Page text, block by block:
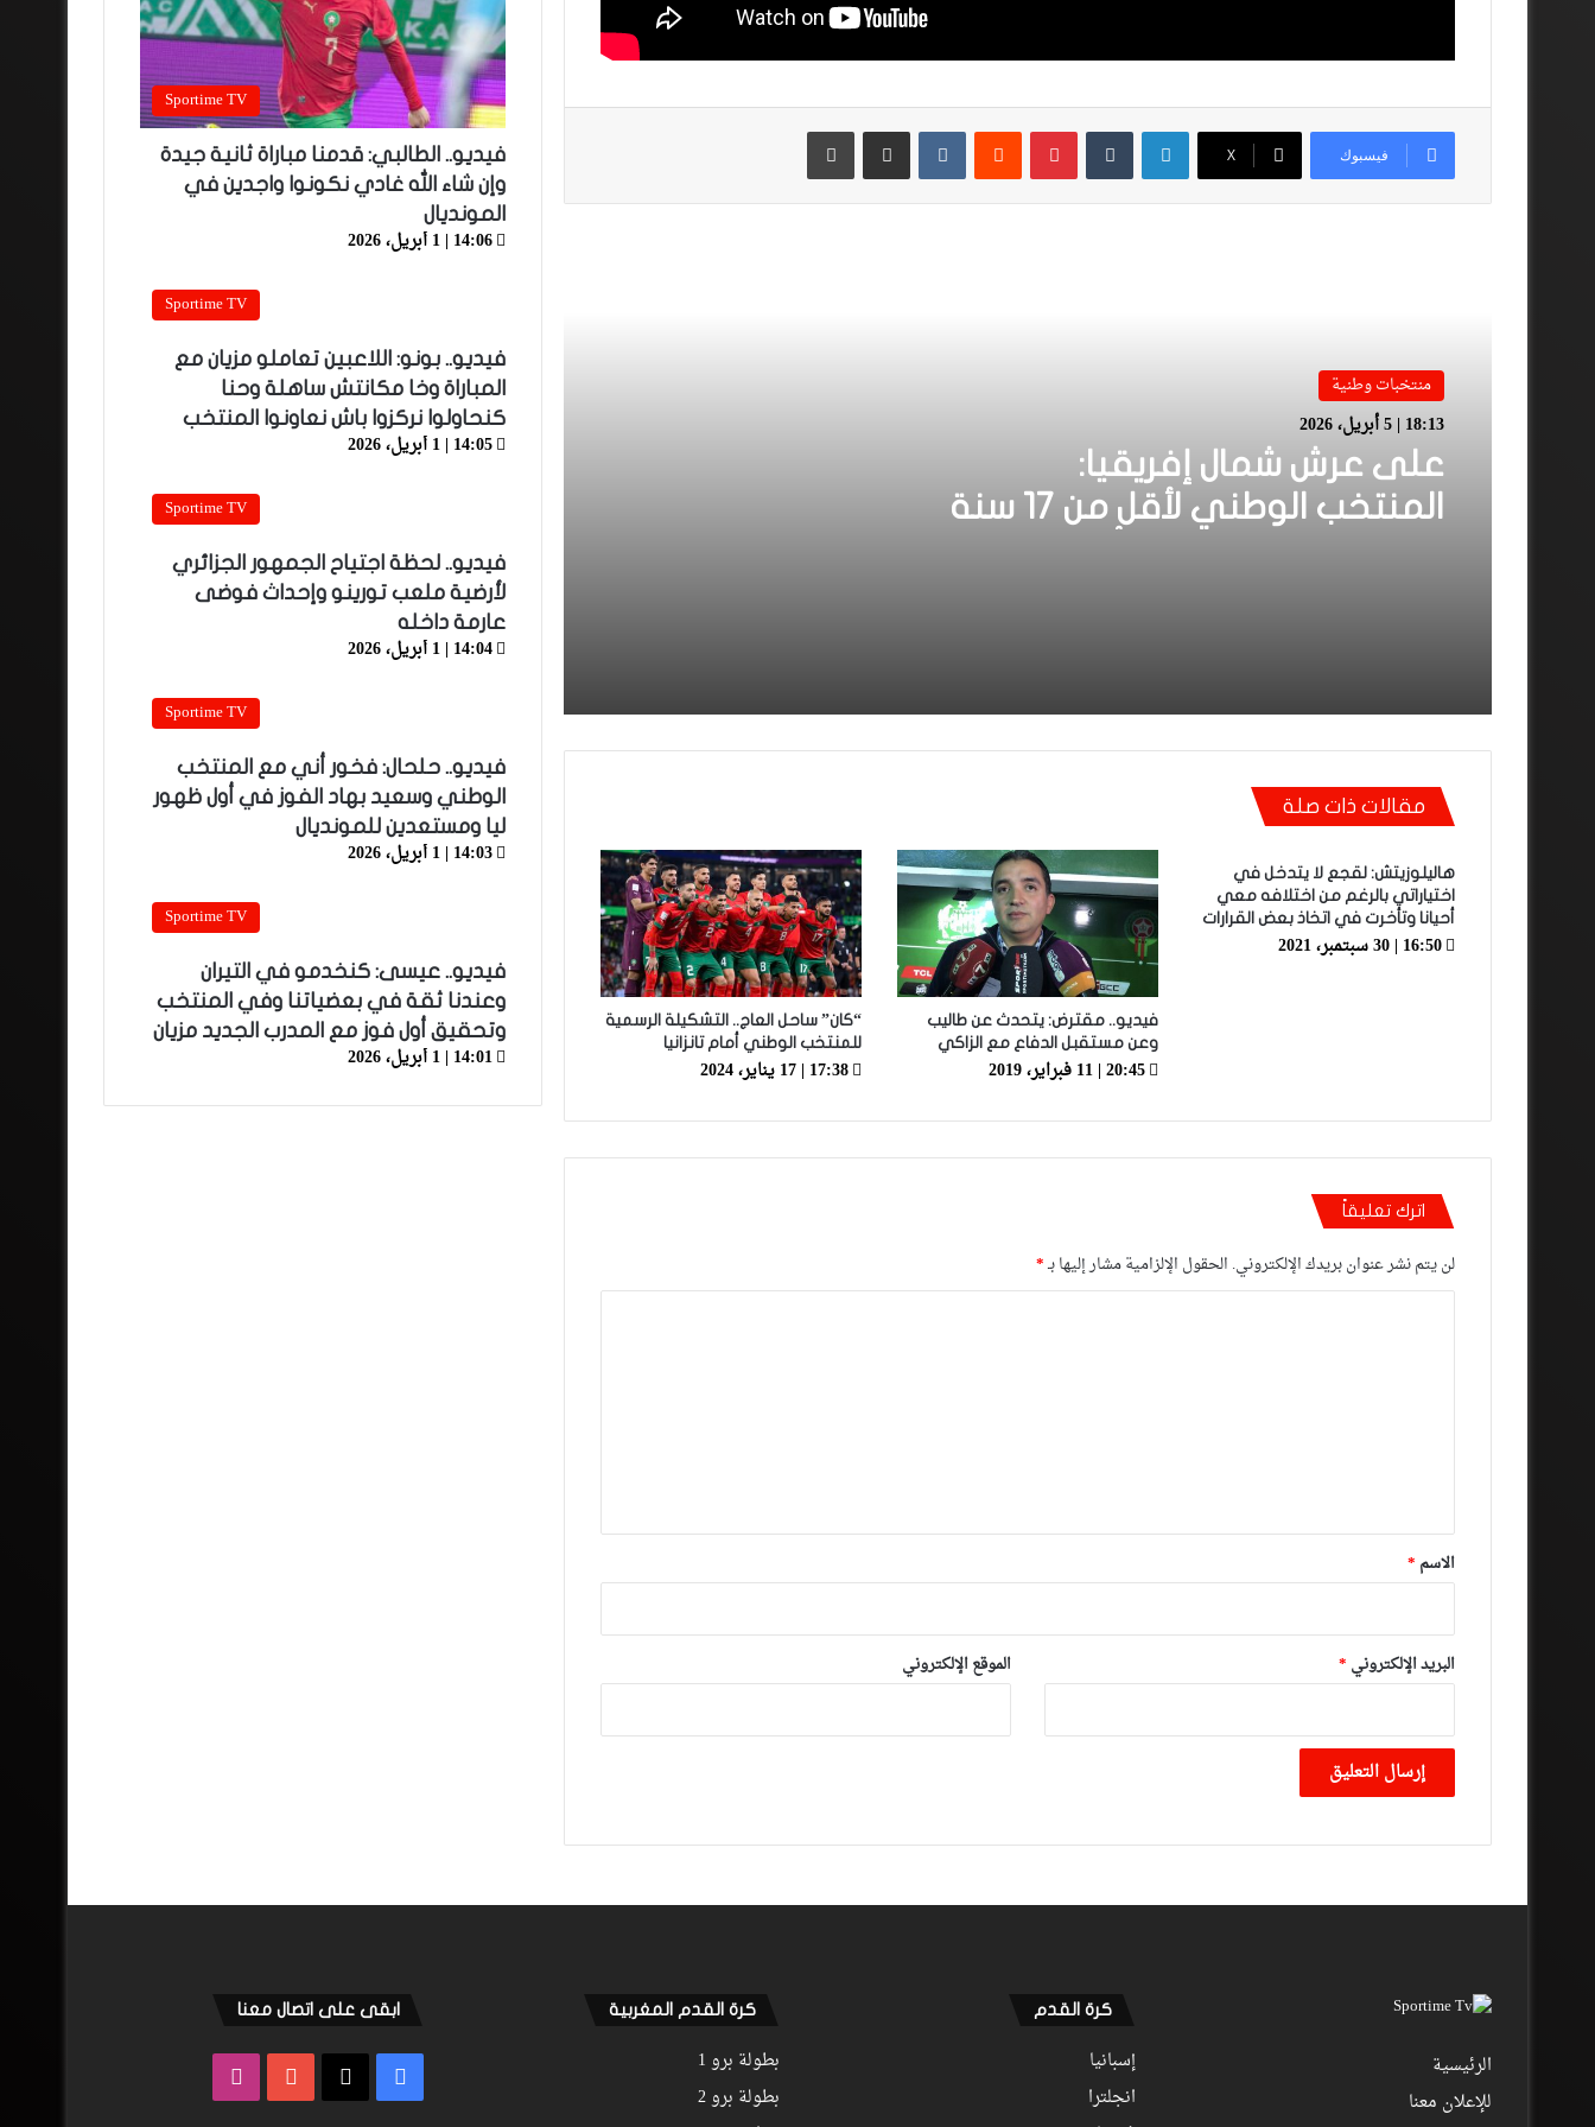
فيسبوك ‫X
لينكدإن بينتيريست مشاركة عبر البريد طباعة
منتخبات وطنية
18:13 | 5 أبريل، 2026
على عرش شمال إفريقيا:
المنتخب الوطني لأقل من 17 سنة
تعادل
شاء الله غادي نكونوا واجدين في
المونديال
فيديو.. سينغالي يسأل وهبي عن الكان
ويحسمون مواجهة الباراغواي بثنائية
الخنوس والعيناوي
التشكيلة الرسمية للمنتخب الوطني أمام
البراغواي
مقالات ذات صلة
هاليلوزيتش: لقجع لا يتدخل في
اختياراتي بالرغم من اختلافه معي
أحيانا وتأخرت في اتخاذ بعض القرارات
16:50 | 30 سبتمبر، 2021
فيديو.. مقترض: يتحدث عن طاليب
وعن مستقبل الدفاع مع الزاكي
20:45 | 11 فبراير، 2019
“كان” ساحل العاج.. التشكيلة الرسمية
للمنتخب الوطني أمام تانزانيا
17:38 | 17 يناير، 2024
اترك تعليقاً
لن يتم نشر عنوان بريدك الإلكتروني. الحقول الإلزامية مشار إليها بـ*
*
الاسم *
البريد الإلكتروني * الموقع الإلكتروني
Sportime TV
فيديو.. الطالبي: قدمنا مباراة ثانية جيدة
وإن شاء الله غادي نكونوا واجدين في
المونديال
14:06 | 1 أبريل، 2026
Sportime TV
فيديو.. بونو: اللاعبين تعاملو مزيان مع
المباراة وخا مكانتش ساهلة وحنا
كنحاولوا نركزوا باش نعاونوا المنتخب
14:05 | 1 أبريل، 2026
Sportime TV
فيديو.. لحظة اجتياح الجمهور الجزائري
لأرضية ملعب تورينو وإحداث فوضى
عارمة داخله
14:04 | 1 أبريل، 2026
Sportime TV
فيديو.. حلحال: فخور أني مع المنتخب
الوطني وسعيد بهاد الفوز في أول ظهور
ليا ومستعدين للمونديال
14:03 | 1 أبريل، 2026
Sportime TV
فيديو.. عيسى: كنخدمو في التيران
وعندنا ثقة في بعضياتنا وفي المنتخب
وتحقيق أول فوز مع المدرب الجديد مزيان
14:01 | 1 أبريل، 2026
الرئيسية
للإعلان معنا
كرة القدم
إسبانيا
انجلترا
كرة القدم المغربية
بطولة برو 1
بطولة برو 2
ابقى على اتصال معنا
فيسبوك ‫YouTube